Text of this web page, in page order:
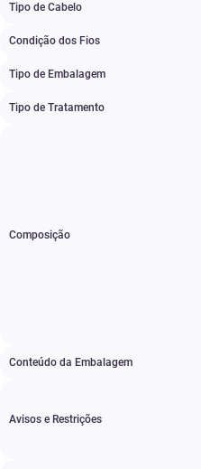
Tipo de Cabelo
Condição dos Fios
Tipo de Embalagem
Tipo de Tratamento
Composição
Conteúdo da Embalagem
Avisos e Restrições